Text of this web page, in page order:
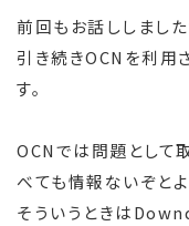
前回もお話ししまし
引き続きOCNを利用
す。
OCNでは問題として
べても情報ないぞと
そういうときは